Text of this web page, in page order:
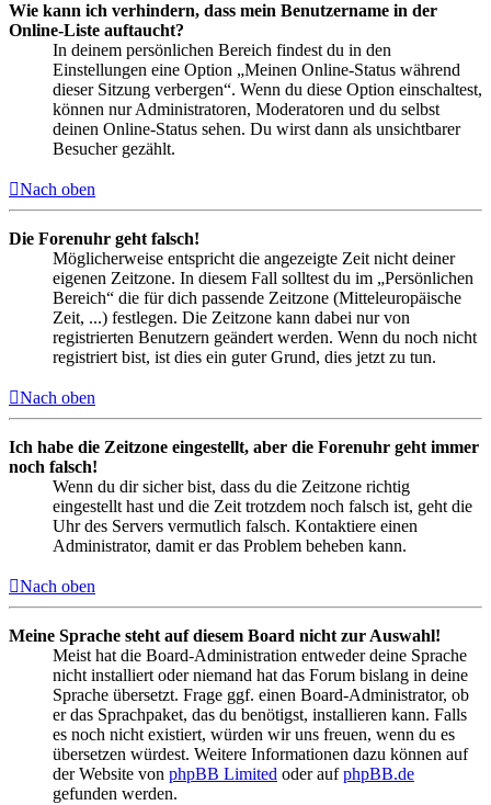
Wie kann ich verhindern, dass mein Benutzername in der
Online-Liste auftaucht?
In deinem persönlichen Bereich findest du in den
Einstellungen eine Option „Meinen Online-Status während
dieser Sitzung verbergen“. Wenn du diese Option einschaltest,
können nur Administratoren, Moderatoren und du selbst
deinen Online-Status sehen. Du wirst dann als unsichtbarer
Besucher gezählt.
Nach oben
Die Forenuhr geht falsch!
Möglicherweise entspricht die angezeigte Zeit nicht deiner
eigenen Zeitzone. In diesem Fall solltest du im „Persönlichen
Bereich“ die für dich passende Zeitzone (Mitteleuropäische
Zeit, ...) festlegen. Die Zeitzone kann dabei nur von
registrierten Benutzern geändert werden. Wenn du noch nicht
registriert bist, ist dies ein guter Grund, dies jetzt zu tun.
Nach oben
Ich habe die Zeitzone eingestellt, aber die Forenuhr geht immer
noch falsch!
Wenn du dir sicher bist, dass du die Zeitzone richtig
eingestellt hast und die Zeit trotzdem noch falsch ist, geht die
Uhr des Servers vermutlich falsch. Kontaktiere einen
Administrator, damit er das Problem beheben kann.
Nach oben
Meine Sprache steht auf diesem Board nicht zur Auswahl!
Meist hat die Board-Administration entweder deine Sprache
nicht installiert oder niemand hat das Forum bislang in deine
Sprache übersetzt. Frage ggf. einen Board-Administrator, ob
er das Sprachpaket, das du benötigst, installieren kann. Falls
es noch nicht existiert, würden wir uns freuen, wenn du es
übersetzen würdest. Weitere Informationen dazu können auf
der Website von phpBB Limited oder aufphpBB.de
gefunden werden.